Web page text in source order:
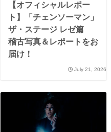
【オフィシャルレポー
ト】「チェンソーマン」
ザ・ステージ レゼ篇
稽古写真＆レポートをお
届け！
July 21, 2026